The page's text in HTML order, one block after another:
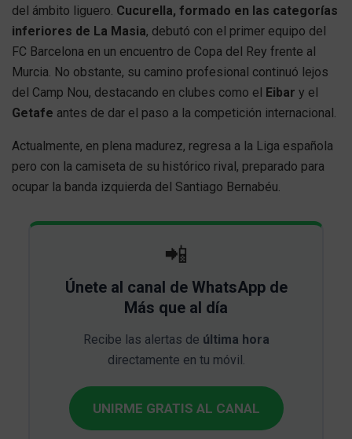
del ámbito liguero. Cucurella, formado en las categorías
inferiores de La Masia, debutó con el primer equipo del
FC Barcelona en un encuentro de Copa del Rey frente al
Murcia. No obstante, su camino profesional continuó lejos
del Camp Nou, destacando en clubes como el Eibar y el
Getafe antes de dar el paso a la competición internacional.
Actualmente, en plena madurez, regresa a la Liga española
pero con la camiseta de su histórico rival, preparado para
ocupar la banda izquierda del Santiago Bernabéu.
📲
Únete al canal de WhatsApp de
Más que al día
Recibe las alertas de última hora
directamente en tu móvil.
UNIRME GRATIS AL CANAL